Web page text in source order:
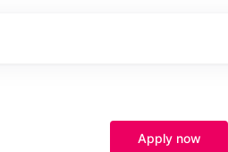
Apply now